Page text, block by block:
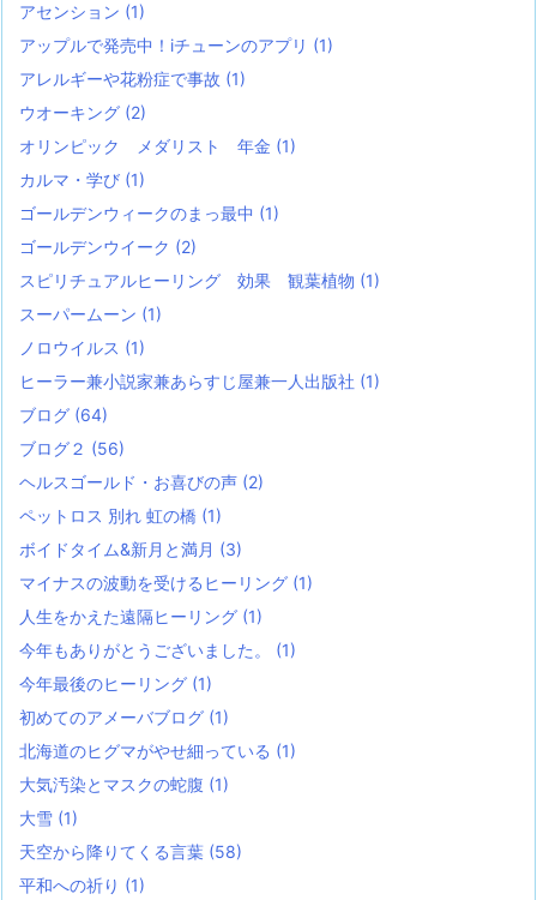
アセンション (1)
アップルで発売中！iチューンのアプリ (1)
アレルギーや花粉症で事故 (1)
ウオーキング (2)
オリンピック メダリスト 年金 (1)
カルマ・学び (1)
ゴールデンウィークのまっ最中 (1)
ゴールデンウイーク (2)
スピリチュアルヒーリング 効果 観葉植物 (1)
スーパームーン (1)
ノロウイルス (1)
ヒーラー兼小説家兼あらすじ屋兼一人出版社 (1)
ブログ (64)
ブログ２ (56)
ヘルスゴールド・お喜びの声 (2)
ペットロス 別れ 虹の橋 (1)
ボイドタイム&新月と満月 (3)
マイナスの波動を受けるヒーリング (1)
人生をかえた遠隔ヒーリング (1)
今年もありがとうございました。 (1)
今年最後のヒーリング (1)
初めてのアメーバブログ (1)
北海道のヒグマがやせ細っている (1)
大気汚染とマスクの蛇腹 (1)
大雪 (1)
天空から降りてくる言葉 (58)
平和への祈り (1)